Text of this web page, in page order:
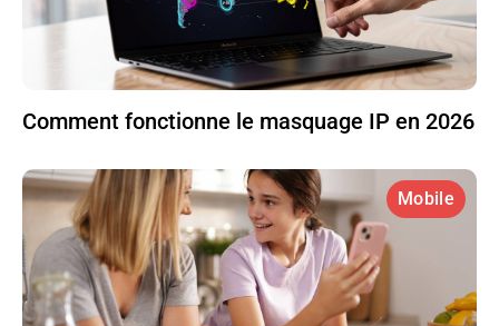
Comment fonctionne le masquage IP en 2026
Mobile